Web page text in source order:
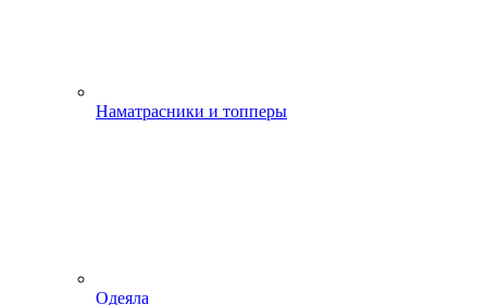
Наматрасники и топперы
Одеяла